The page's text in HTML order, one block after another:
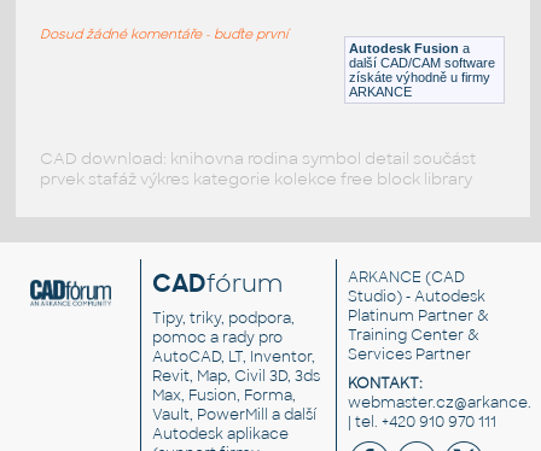
Autodesk Fusion a
další CAD/CAM software
získáte výhodně u firmy
ARKANCE
Dosud žádné komentáře - buďte první
CAD download: knihovna rodina symbol detail součást
prvek stafáž výkres kategorie kolekce free block library
CADfórum
Tipy, triky, podpora,
pomoc a rady pro
AutoCAD, LT, Inventor,
Revit, Map, Civil 3D, 3ds
Max, Fusion, Forma,
Vault, PowerMill a další
Autodesk aplikace
ARKANCE (CAD
Studio) - Autodesk
Platinum Partner &
Training Center &
Services Partner
KONTAKT:
| tel. +420 910 970 111